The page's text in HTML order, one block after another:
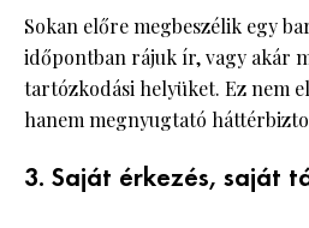
Sokan előre megbeszélik egy
időpontban rájuk ír, vagy akár
tartózkodási helyüket. Ez nem
hanem megnyugtató
3. Saját érkezés, saját